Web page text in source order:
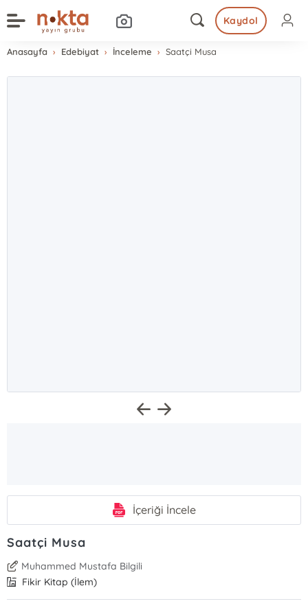
Kaydol
Anasayfa Edebiyat İnceleme Saatçi Musa
İçeriği İncele
Saatçi Musa
Muhammed Mustafa Bilgili
Fikir Kitap (İlem)